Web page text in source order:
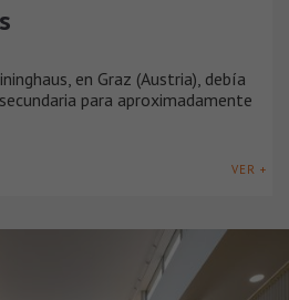
en Graz (Austria), debía
para aproximadamente
VER +